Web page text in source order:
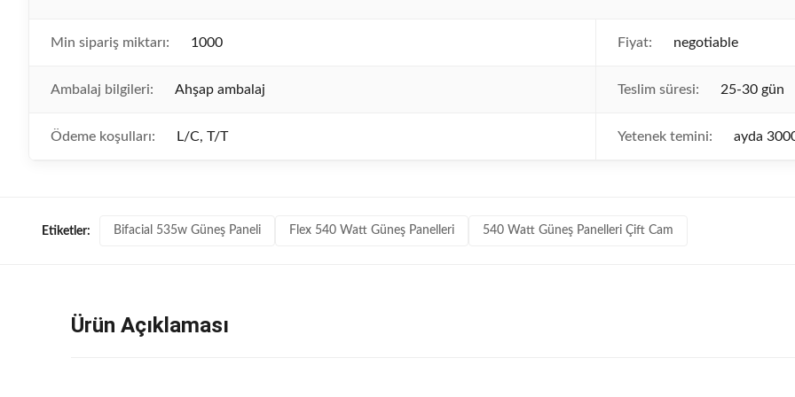
Min sipariş miktarı: 1000 Fiyat: negotiable
Ambalaj bilgileri: Ahşap ambalaj Teslim süresi: 25-30 gün
Ödeme koşulları: L/C, T/T Yetenek temini: ayda
Etiketler: Bifacial 535w Güneş Paneli Flex 540 Watt Güneş Panelleri 540 Watt Güneş Panelleri Çift Cam
Ürün Açıklaması